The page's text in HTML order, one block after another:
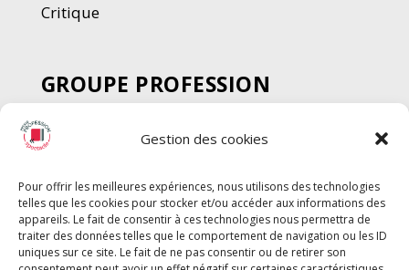
Gestion des cookies
Pour offrir les meilleures expériences, nous utilisons des technologies
telles que les cookies pour stocker et/ou accéder aux informations des
appareils. Le fait de consentir à ces technologies nous permettra de
traiter des données telles que le comportement de navigation ou les ID
uniques sur ce site. Le fait de ne pas consentir ou de retirer son
Critique
GROUPE PROFESSION
SPECTACLE
Chèque Intermittents
Chèque Compta
Chèque Emploi Spectacle
G-Pods